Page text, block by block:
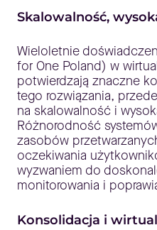
Skalowalność,
Wieloletnie
for One Poland) w
potwierdzają znaczne
tego rozwiązania,
na skalowalność i
Różnorodność
zasobów
oczekiwania
wyzwaniem do
monitorowania i
Konsolidacja i